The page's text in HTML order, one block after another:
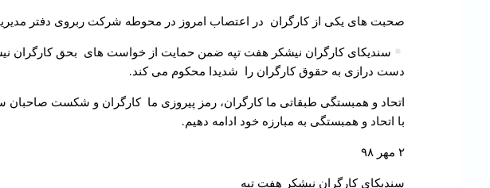
صحبت های یکی از کارگران در اعتصاب امروز در محوطه شرکت ربروی دفتر
سندیکای کارگران نیشکر هفت تپه ضمن حمایت از خواست های بحق کارگران
دست درازی به حقوق کارگران را شدیدا محکوم می کند.
اتحاد و همبستگی طبقاتی ما کارگران، رمز پیروزی ما کارگران و شکست صاحبان
با اتحاد و همبستگی به مبارزه خود ادامه دهیم.
۲ مهر ۹۸
سندیکای کارگران نیشکر هفت تپه